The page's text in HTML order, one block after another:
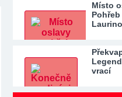
Místo
vrací